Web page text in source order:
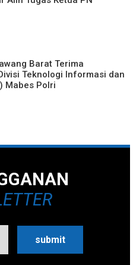
Barat Terima
Teknologi Informasi dan
Mabes Polri